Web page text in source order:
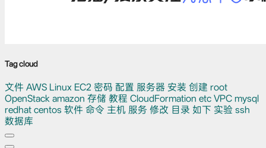
Tag cloud
文件 AWS Linux EC2 密码 配置 服务器 安装 创建 root
OpenStack amazon 存储 教程 CloudFormation etc VPC mysql
redhat centos 软件 命令 主机 服务 修改 目录 如下 实验 ssh
数据库